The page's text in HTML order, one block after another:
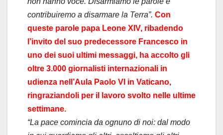
contribuiremo a disarmare la Terra”. Con
queste parole papa Leone XIV, ribadendo
l’invito del suo predecessore Francesco in
uno dei suoi ultimi messaggi, ha accolto gli
oltre 3.000 giornalisti internazionali in
udienza nell’Aula Paolo VI in Vaticano,
ringraziandoli per il lavoro svolto nelle ultime
settimane.
“La pace comincia da ognuno di noi: dal modo